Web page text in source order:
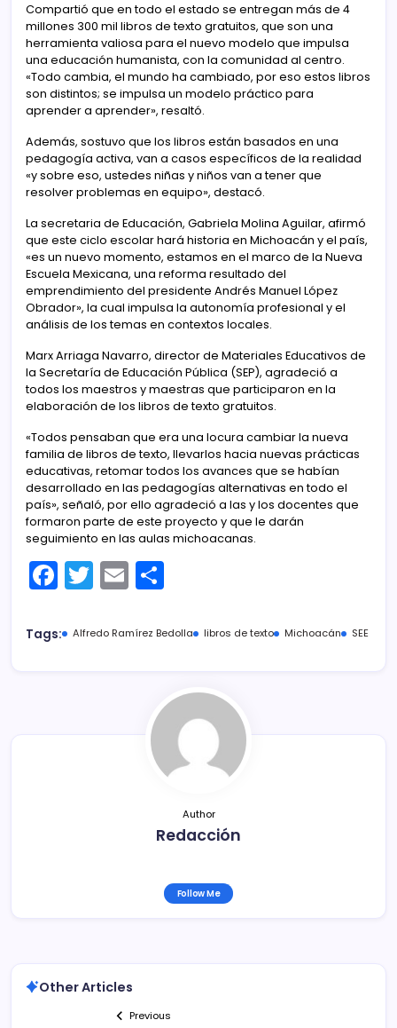
Compartió que en todo el estado se entregan más de 4
millones 300 mil libros de texto gratuitos, que son una
herramienta valiosa para el nuevo modelo que impulsa
una educación humanista, con la comunidad al centro.
«Todo cambia, el mundo ha cambiado, por eso estos libros
son distintos; se impulsa un modelo práctico para
aprender a aprender», resaltó.
Además, sostuvo que los libros están basados en una
pedagogía activa, van a casos específicos de la realidad
«y sobre eso, ustedes niñas y niños van a tener que
resolver problemas en equipo», destacó.
La secretaria de Educación, Gabriela Molina Aguilar, afirmó
que este ciclo escolar hará historia en Michoacán y el país,
«es un nuevo momento, estamos en el marco de la Nueva
Escuela Mexicana, una reforma resultado del
emprendimiento del presidente Andrés Manuel López
Obrador», la cual impulsa la autonomía profesional y el
análisis de los temas en contextos locales.
Marx Arriaga Navarro, director de Materiales Educativos de
la Secretaría de Educación Pública (SEP), agradeció a
todos los maestros y maestras que participaron en la
elaboración de los libros de texto gratuitos.
«Todos pensaban que era una locura cambiar la nueva
familia de libros de texto, llevarlos hacia nuevas prácticas
educativas, retomar todos los avances que se habían
desarrollado en las pedagogías alternativas en todo el
país», señaló, por ello agradeció a las y los docentes que
formaron parte de este proyecto y que le darán
seguimiento en las aulas michoacanas.
F
a
c
T
w
itt
E
m
ai m
ar
tir
Tags: Alfredo Ramírez Bedolla libros de texto Michoacán SEE
Author
Redacción
Follow Me
Other Articles
Previous